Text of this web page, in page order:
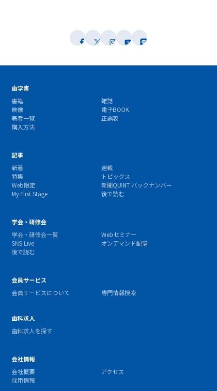
歯学書
書籍
雑誌
映像
電子BOOK
著者一覧
正誤表
購入方法
記事
新着
連載
特集
トピックス
Web限定
新聞QUINT バックナンバー
My First Stage
後で読む
学会・研修会
学会・研修会一覧
Webセミナー
SNS Live
オンデマンド配信
後で読む
会員サービス
会員サービスについて
専門情報検索
歯科求人
歯科求人を探す
会社情報
会社概要
アクセス
採用情報